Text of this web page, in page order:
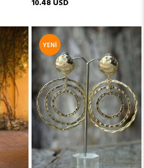
10.48 USD
YENI
ÜRÜN